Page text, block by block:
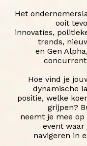
Het
ooit
innovaties,
trends,
en Gen
Hoe vind je
dynamische
positie, welke
grijpen?
neemt je mee
event
navigeren in